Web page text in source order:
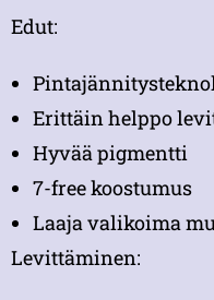
Edut:
Erittäin helppo
Hyvää pigmentti
7-free koostumus
Laaja valikoima
Levittäminen: